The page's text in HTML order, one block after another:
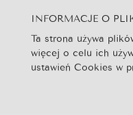
Szukaj...
Strona Główna
Newsy
INFORMACJE O
Ta strona używa
więcej o celu ich
ustawień Cookies w